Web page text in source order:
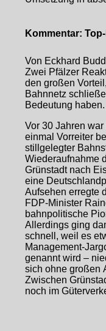
Kommentar:
Von Eckhard
Zwei Pfälzer
den großen
Bahnnetz
Bedeutung haben.
Vor 30 Jahren
einmal Vorreiter
stillgelegter
Wiederaufnahme
Grünstadt nach
eine
Aufsehen erregte
FDP-Minister
bahnpolitische
Allerdings ging
schnell, weil es
Management-
genannt wird –
sich ohne großen
Zwischen
noch im